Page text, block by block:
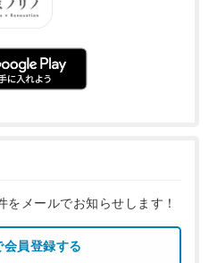
メールでお知らせします！
会員登録する